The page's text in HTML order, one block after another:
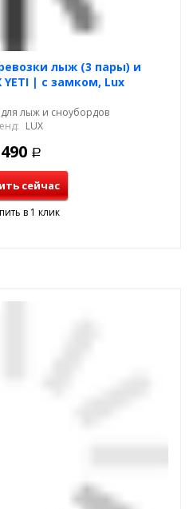
лыж (3 пары) и
YETI | с замком, Lux
лыж и сноубордов
LUX
Р
сейчас
в 1 клик